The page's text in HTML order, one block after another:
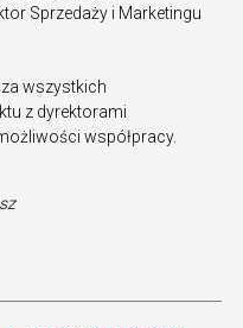
Sprzedaży i Marketingu
wszystkich
z dyrektorami
współpracy.